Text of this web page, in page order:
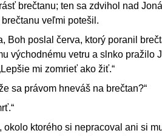
brečtanu; ten sa zdvihol nad
veľmi potešil.
Boh poslal červa, ktorý poranil
východnému vetru a slnko pražilo
mi zomrieť ako žiť.“
sa právom hneváš na brečtan?“
ktorého si nepracoval ani si